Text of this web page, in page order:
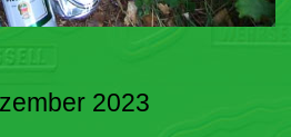
2023